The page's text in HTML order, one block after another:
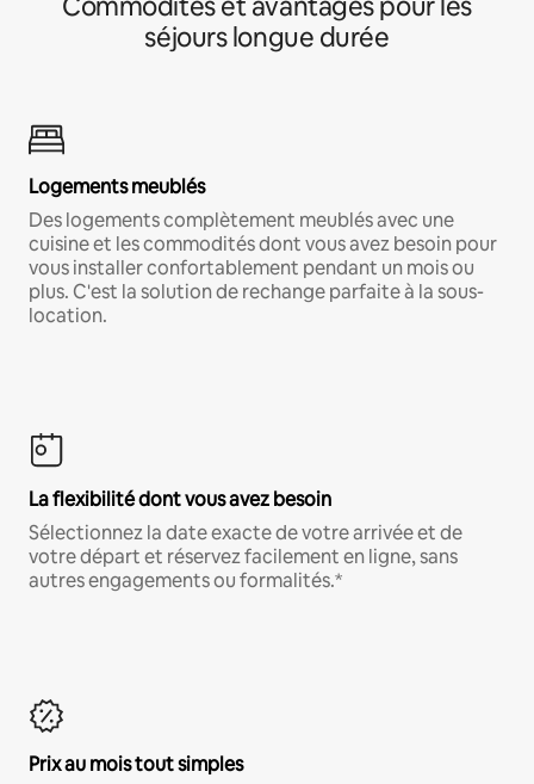
Commodités et avantages pour les
séjours longue durée
Logements meublés
Des logements complètement meublés avec une
cuisine et les commodités dont vous avez besoin pour
vous installer confortablement pendant un mois ou
plus. C'est la solution de rechange parfaite à la sous-
location.
La flexibilité dont vous avez besoin
Sélectionnez la date exacte de votre arrivée et de
votre départ et réservez facilement en ligne, sans
autres engagements ou formalités.*
Prix au mois tout simples